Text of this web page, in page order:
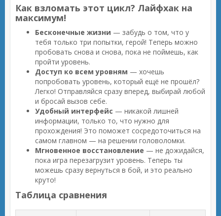
Как взломать этот цикл? Лайфхак на
максимум!
Бесконечные жизни — забудь о том, что у
тебя только три попытки, герой! Теперь можно
пробовать снова и снова, пока не поймешь, как
пройти уровень.
Доступ ко всем уровням — хочешь
попробовать уровень, который ещё не прошёл?
Легко! Отправляйся сразу вперед, выбирай любой
и бросай вызов себе.
Удобный интерфейс — никакой лишней
информации, только то, что нужно для
прохождения! Это поможет сосредоточиться на
самом главном — на решении головоломки.
Мгновенное восстановление — не дожидайся,
пока игра перезагрузит уровень. Теперь ты
можешь сразу вернуться в бой, и это реально
круто!
Таблица сравнения